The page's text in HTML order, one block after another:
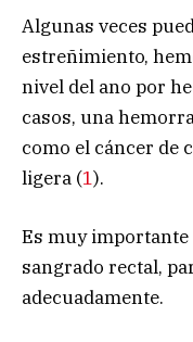
Algunas veces
estreñimiento,
nivel del ano por
casos, una
como el cáncer de
ligera (1).
Es muy
sangrado rectal,
adecuadamente.